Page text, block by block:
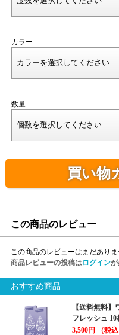
カラー
数量
買い物
この商品のレビュー
この商品のレビューはまだありま
商品レビューの投稿はログインが
おすすめ商品
【送料無料
フレッシュ 10
3,500円
（税込